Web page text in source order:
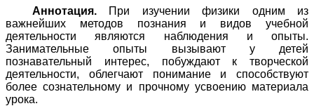
Аннотация.
При изучении физики одним из
важнейших методов познания и видов учебной
деятельности являются наблюдения и опыты.
Занимательные опыты вызывают у детей
познавательный интерес, побуждают к творческой
деятельности, облегчают понимание и способствуют
более сознательному и прочному усвоению материала
урока.